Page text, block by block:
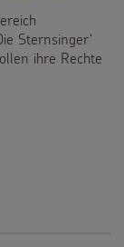
Sternsinger‘
ihre Rechte